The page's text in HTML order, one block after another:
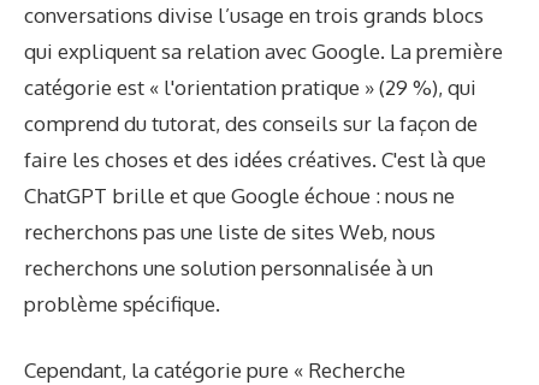
conversations divise l’usage en trois grands blocs
qui expliquent sa relation avec Google. La première
catégorie est « l'orientation pratique » (29 %), qui
comprend du tutorat, des conseils sur la façon de
faire les choses et des idées créatives. C'est là que
ChatGPT brille et que Google échoue : nous ne
recherchons pas une liste de sites Web, nous
recherchons une solution personnalisée à un
problème spécifique.
Cependant, la catégorie pure « Recherche